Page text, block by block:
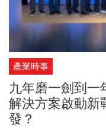
產業時事
九年磨一劍到一
解決方案啟動新
發？